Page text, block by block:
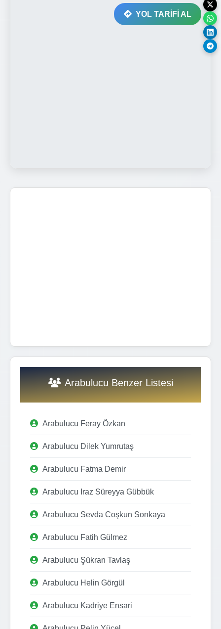
YOL TARİFİ AL
Arabulucu Benzer Listesi
Arabulucu Feray Özkan
Arabulucu Dilek Yumrutaş
Arabulucu Fatma Demir
Arabulucu Iraz Süreyya Gübbük
Arabulucu Sevda Coşkun Sonkaya
Arabulucu Fatih Gülmez
Arabulucu Şükran Tavlaş
Arabulucu Helin Görgül
Arabulucu Kadriye Ensari